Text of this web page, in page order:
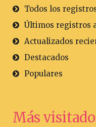
Todos los
Últimos registros
Actualizados
Destacados
Populares
Más